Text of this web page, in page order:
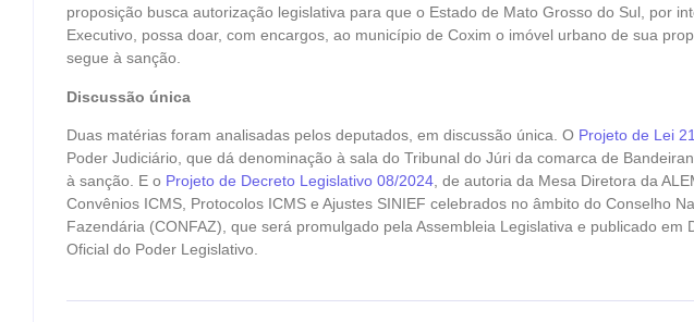
proposição busca autorização legislativa para que o Estado de Mato Grosso do Sul, por
Executivo, possa doar, com encargos, ao município de Coxim o imóvel urbano de sua
segue à sanção.
Discussão única
Duas matérias foram analisadas pelos deputados, em discussão única. O Projeto de Lei
Poder Judiciário, que dá denominação à sala do Tribunal do Júri da comarca de
à sanção. E o Projeto de Decreto Legislativo 08/2024 , de autoria da Mesa Diretora da
Convênios ICMS, Protocolos ICMS e Ajustes SINIEF celebrados no âmbito do Conselho
Fazendária (CONFAZ), que será promulgado pela Assembleia Legislativa e publicado em
Oficial do Poder Legislativo.